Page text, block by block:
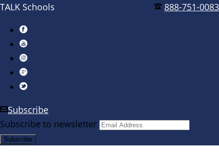
888-751-0083
TALK Schools
Subscribe
Subscribe to newsletter